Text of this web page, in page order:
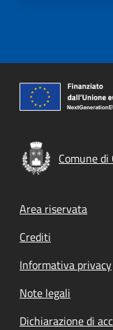
Comune
Footer
Area riservata
Crediti
Informativa privacy
Note legali
Dichiarazione di